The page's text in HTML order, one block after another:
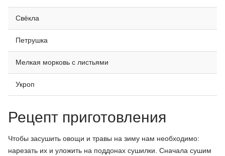
Свёкла
Петрушка
Мелкая морковь с листьями
Укроп
Рецепт приготовления
Чтобы засушить овощи и травы на зиму нам необходимо:
нарезать их и уложить на поддонах сушилки. Сначала сушим